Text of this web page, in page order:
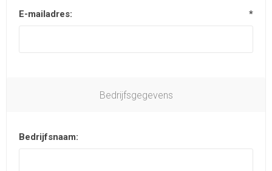
E-mailadres: *
Bedrijfsgegevens
Bedrijfsnaam: